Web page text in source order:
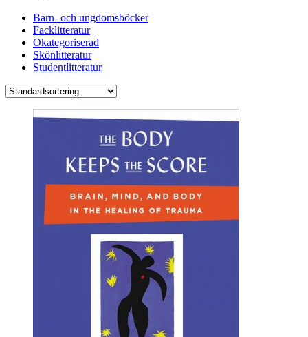
Barn- och ungdomsböcker
Facklitteratur
Okategoriserad
Skönlitteratur
Studentlitteratur